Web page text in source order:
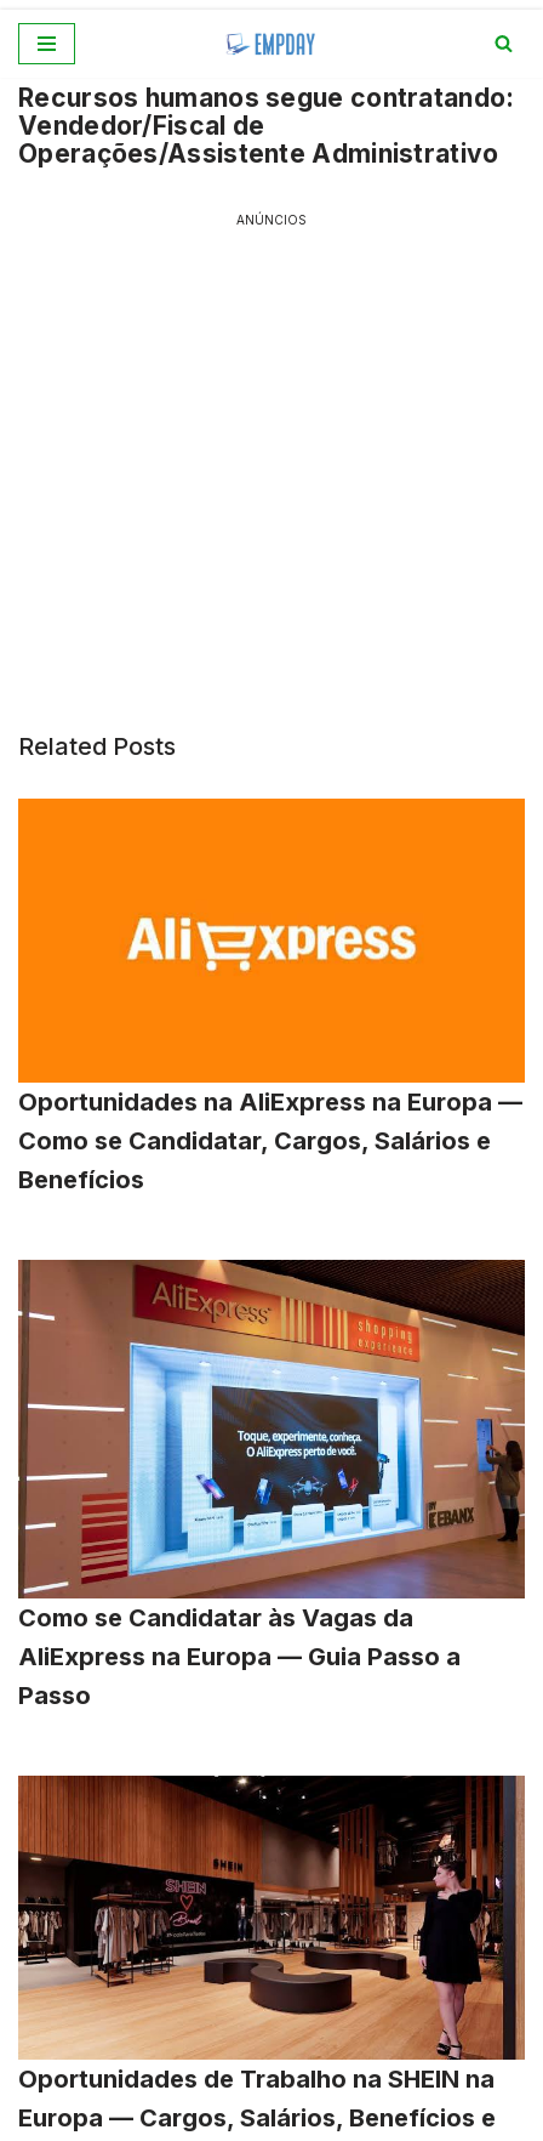
para
o
conteúdo
Recursos humanos segue contratando:
Vendedor/Fiscal de
Operações/Assistente Administrativo
ANÚNCIOS
Related Posts
Oportunidades na AliExpress na Europa —
Como se Candidatar, Cargos, Salários e
Benefícios
Como se Candidatar às Vagas da
AliExpress na Europa — Guia Passo a
Passo
Oportunidades de Trabalho na SHEIN na
Europa — Cargos, Salários, Benefícios e